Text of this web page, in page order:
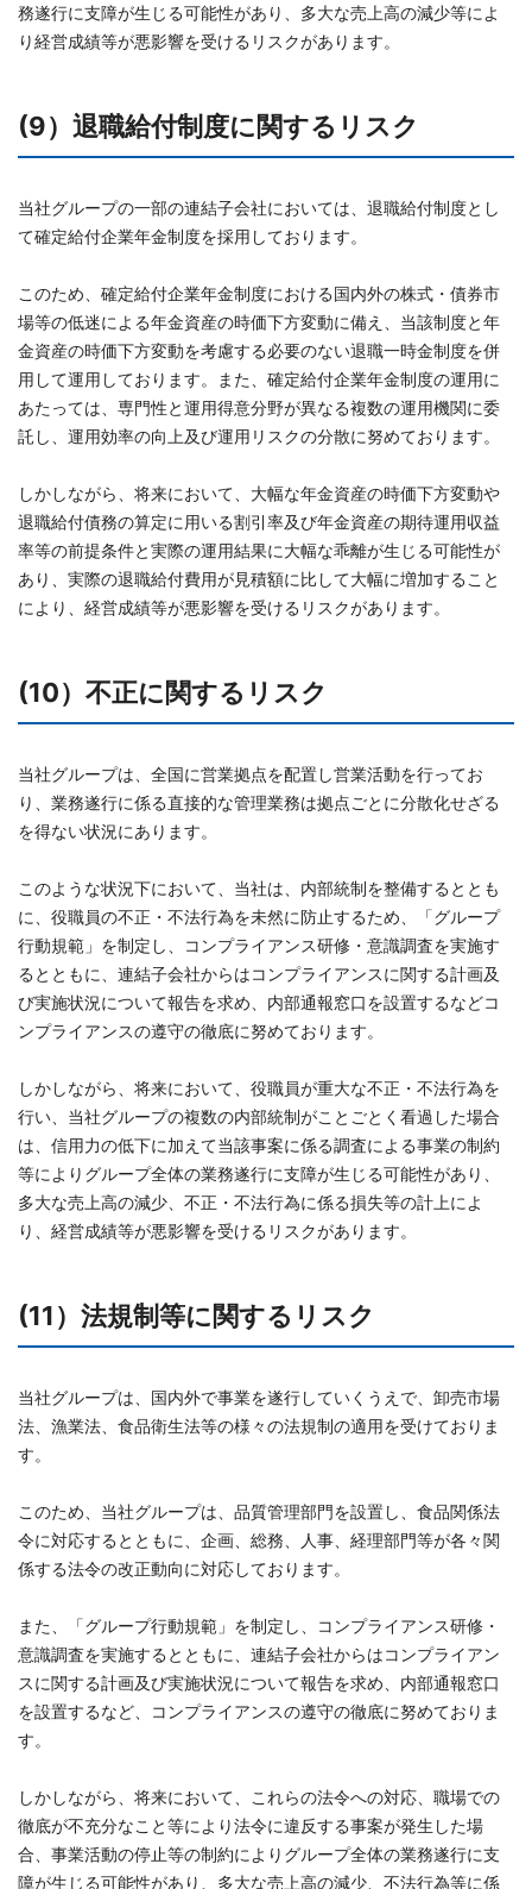
務遂行に支障が生じる可能性があり、多大な売上高の減少等によ
り経営成績等が悪影響を受けるリスクがあります。
(9）退職給付制度に関するリスク
当社グループの一部の連結子会社においては、退職給付制度とし
て確定給付企業年金制度を採用しております。
このため、確定給付企業年金制度における国内外の株式・債券市
場等の低迷による年金資産の時価下方変動に備え、当該制度と年
金資産の時価下方変動を考慮する必要のない退職一時金制度を併
用して運用しております。また、確定給付企業年金制度の運用に
あたっては、専門性と運用得意分野が異なる複数の運用機関に委
託し、運用効率の向上及び運用リスクの分散に努めております。
しかしながら、将来において、大幅な年金資産の時価下方変動や
退職給付債務の算定に用いる割引率及び年金資産の期待運用収益
率等の前提条件と実際の運用結果に大幅な乖離が生じる可能性が
あり、実際の退職給付費用が見積額に比して大幅に増加すること
により、経営成績等が悪影響を受けるリスクがあります。
(10）不正に関するリスク
当社グループは、全国に営業拠点を配置し営業活動を行ってお
り、業務遂行に係る直接的な管理業務は拠点ごとに分散化せざる
を得ない状況にあります。
このような状況下において、当社は、内部統制を整備するととも
に、役職員の不正・不法行為を未然に防止するため、「グループ
行動規範」を制定し、コンプライアンス研修・意識調査を実施す
るとともに、連結子会社からはコンプライアンスに関する計画及
び実施状況について報告を求め、内部通報窓口を設置するなどコ
ンプライアンスの遵守の徹底に努めております。
しかしながら、将来において、役職員が重大な不正・不法行為を
行い、当社グループの複数の内部統制がことごとく看過した場合
は、信用力の低下に加えて当該事案に係る調査による事業の制約
等によりグループ全体の業務遂行に支障が生じる可能性があり、
多大な売上高の減少、不正・不法行為に係る損失等の計上によ
り、経営成績等が悪影響を受けるリスクがあります。
(11）法規制等に関するリスク
当社グループは、国内外で事業を遂行していくうえで、卸売市場
法、漁業法、食品衛生法等の様々の法規制の適用を受けておりま
す。
このため、当社グループは、品質管理部門を設置し、食品関係法
令に対応するとともに、企画、総務、人事、経理部門等が各々関
係する法令の改正動向に対応しております。
また、「グループ行動規範」を制定し、コンプライアンス研修・
意識調査を実施するとともに、連結子会社からはコンプライアン
スに関する計画及び実施状況について報告を求め、内部通報窓口
を設置するなど、コンプライアンスの遵守の徹底に努めておりま
す。
しかしながら、将来において、これらの法令への対応、職場での
徹底が不充分なこと等により法令に違反する事案が発生した場
合、事業活動の停止等の制約によりグループ全体の業務遂行に支
障が生じる可能性があり、多大な売上高の減少、不法行為等に係